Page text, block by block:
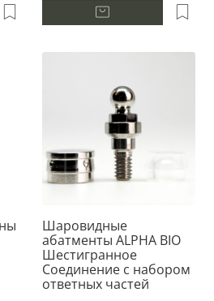
Шаровидные
абатменты ALPHA BIO
Шестигранное
Соединение с набором
ответных частей